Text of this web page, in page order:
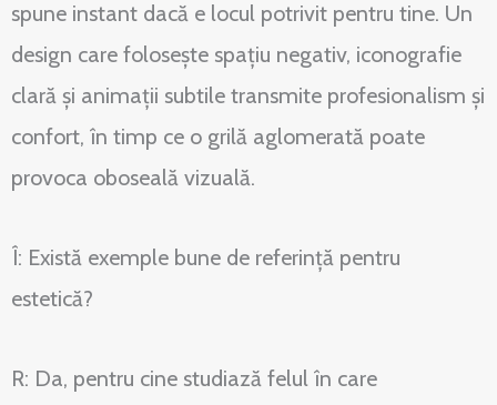
spune instant dacă e locul potrivit pentru tine. Un
design care folosește spațiu negativ, iconografie
clară și animații subtile transmite profesionalism și
confort, în timp ce o grilă aglomerată poate
provoca oboseală vizuală.
Î: Există exemple bune de referință pentru
estetică?
R: Da, pentru cine studiază felul în care